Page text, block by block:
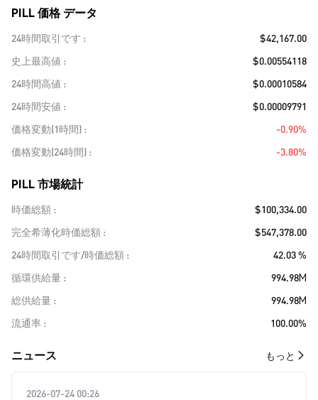
PILL 価格 データ
24時間取引です
$42,167.00
史上最高値
$0.00554118
24時間高値
$0.00010584
24時間安値
$0.00009791
価格変動(1時間)
-0.90%
価格変動(24時間)
-3.80%
PILL 市場統計
時価総額
$100,334.00
完全希薄化時価総額
$547,378.00
24時間取引です/時価総額
42.03 %
循環供給量
994.98M
総供給量
994.98M
流通率
100.00%
​​ニュース​​ もっと
2026-07-24 00:26